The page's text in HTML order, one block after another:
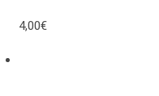
4,00€